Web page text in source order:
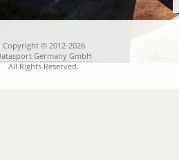
Copyright © 2012-2026
Germany GmbH
All Rights Reserved.